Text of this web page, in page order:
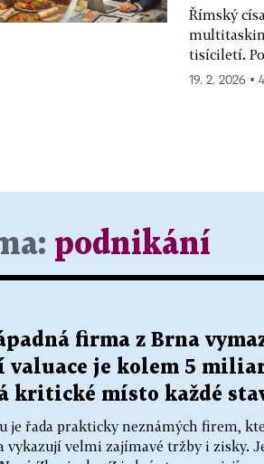
Římský
tisíciletí.
19. 2. 2026 ▪
podnikání
firma z Brna
valuace je kolem 5
kritické místo každé
je řada prakticky neznámých firem,
vykazují velmi zajímavé tržby i zisky.